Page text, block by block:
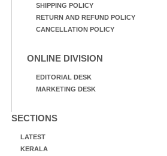
SHIPPING POLICY
RETURN AND REFUND POLICY
CANCELLATION POLICY
ONLINE DIVISION
EDITORIAL DESK
MARKETING DESK
SECTIONS
LATEST
KERALA